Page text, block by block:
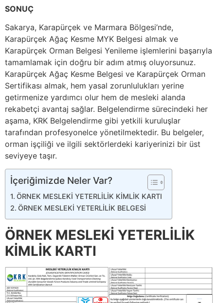
SONUÇ
Sakarya, Karapürçek ve Marmara Bölgesi’nde,
Karapürçek Ağaç Kesme MYK Belgesi almak ve
Karapürçek Orman Belgesi Yenileme işlemlerini başarıyla
tamamlamak için doğru bir adım atmış oluyorsunuz.
Karapürçek Ağaç Kesme Belgesi ve Karapürçek Orman
Sertifikası almak, hem yasal zorunlulukları yerine
getirmenize yardımcı olur hem de mesleki alanda
rekabetçi avantaj sağlar. Belgelendirme sürecindeki her
aşama, KRK Belgelendirme gibi yetkili kuruluşlar
tarafından profesyonelce yönetilmektedir. Bu belgeler,
orman işçiliği ve ilgili sektörlerdeki kariyerinizi bir üst
seviyeye taşır.
İçeriğimizde Neler Var?
ÖRNEK MESLEKİ YETERLİLİK KİMLİK KARTI
ÖRNEK MESLEKİ YETERLİLİK BELGESİ
ÖRNEK MESLEKİ YETERLİLİK
KİMLİK KARTI